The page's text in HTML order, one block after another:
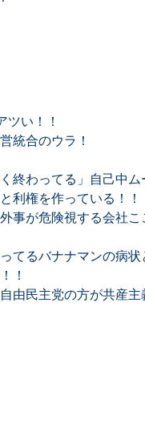
ツい！！
統合のウラ！
終わってる」自己中ム
利権を作っている！！
事が危険視する会社
てるバナナマンの病状
！
由民主党の方が共産主